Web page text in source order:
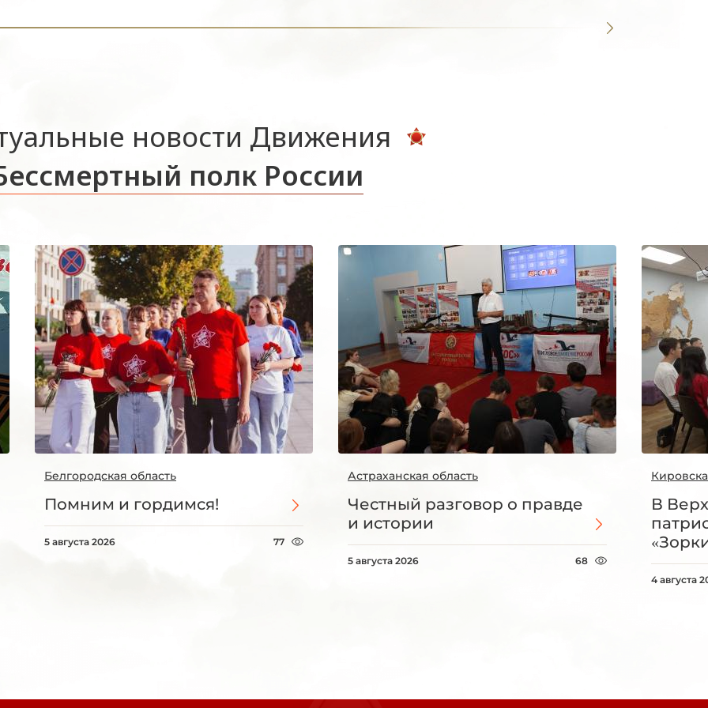
новости Движения
полк России
Белгородская область
Помним и гордимся!
5 августа 2026 77
Астраханская область
Честный разговор о правде
и истории
5 августа 2026 68
В
4 августа